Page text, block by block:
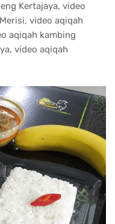
Kertajaya, video
video aqiqah
aqiqah kambing
video aqiqah